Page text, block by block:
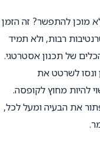
מוכן להתפשר? זה הזמן
רבות, ולא תמיד
של תכנון אסטרטגי.
לשרטט את
להיות מחוץ לקופסה.
את הבעיה ומעל לכל,